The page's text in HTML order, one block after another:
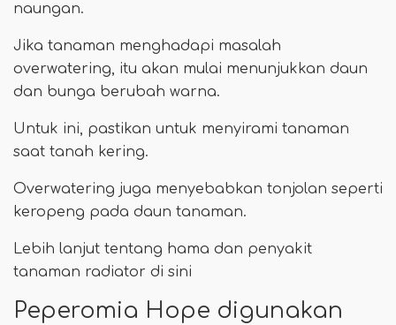
naungan.
Jika tanaman menghadapi masalah
overwatering, itu akan mulai menunjukkan daun
dan bunga berubah warna.
Untuk ini, pastikan untuk menyirami tanaman
saat tanah kering.
Overwatering juga menyebabkan tonjolan seperti
keropeng pada daun tanaman.
Lebih lanjut tentang hama dan penyakit
tanaman radiator di sini
Peperomia Hope digunakan